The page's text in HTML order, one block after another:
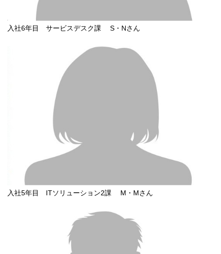
入社6年目 サービスデスク課 S・Nさん
入社5年目 ITソリューション2課 M・Mさん